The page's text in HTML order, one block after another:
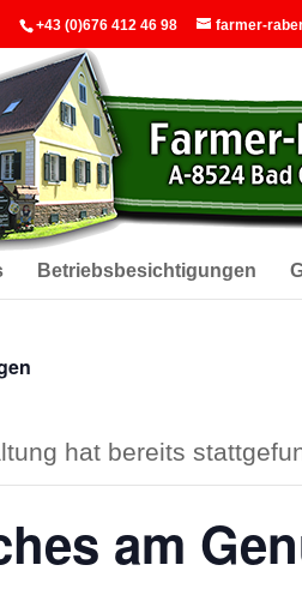
+43 (0)676 412 46 98 farmer-
Betriebsbesichtigungen
hat bereits
am